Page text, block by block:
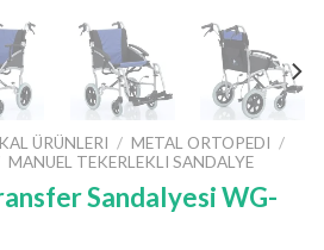
ÜRÜNLERI / METAL ORTOPEDI /
MANUEL TEKERLEKLI SANDALYE
Sandalyesi WG-